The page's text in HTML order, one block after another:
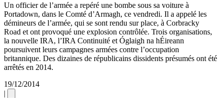
Un officier de l’armée a repéré une bombe sous sa voiture à
Portadown, dans le Comté d’Armagh, ce vendredi. Il a appelé les
démineurs de l’armée, qui se sont rendu sur place, à Corbracky
Road et ont provoqué une explosion contrôlée. Trois organisations,
la nouvelle IRA, l’IRA Continuité et Óglaigh na hÉireann
poursuivent leurs campagnes armées contre l’occupation
britannique. Des dizaines de républicains dissidents présumés ont été
arrêtés en 2014.
19/12/2014
|